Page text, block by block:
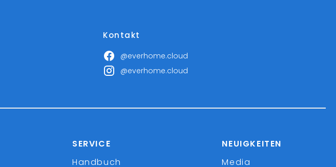
Kontakt
@everhome.cloud
@everhome.cloud
SERVICE
Handbuch
NEUIGKEITEN
Media